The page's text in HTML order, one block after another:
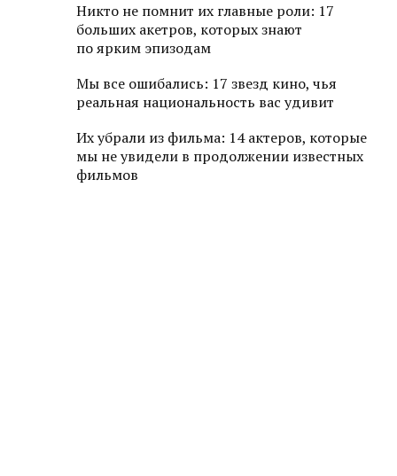
Никто не помнит их главные роли: 17
больших акетров, которых знают
по ярким эпизодам
Мы все ошибались: 17 звезд кино, чья
реальная национальность вас удивит
Их убрали из фильма: 14 актеров, которые
мы не увидели в продолжении известных
фильмов